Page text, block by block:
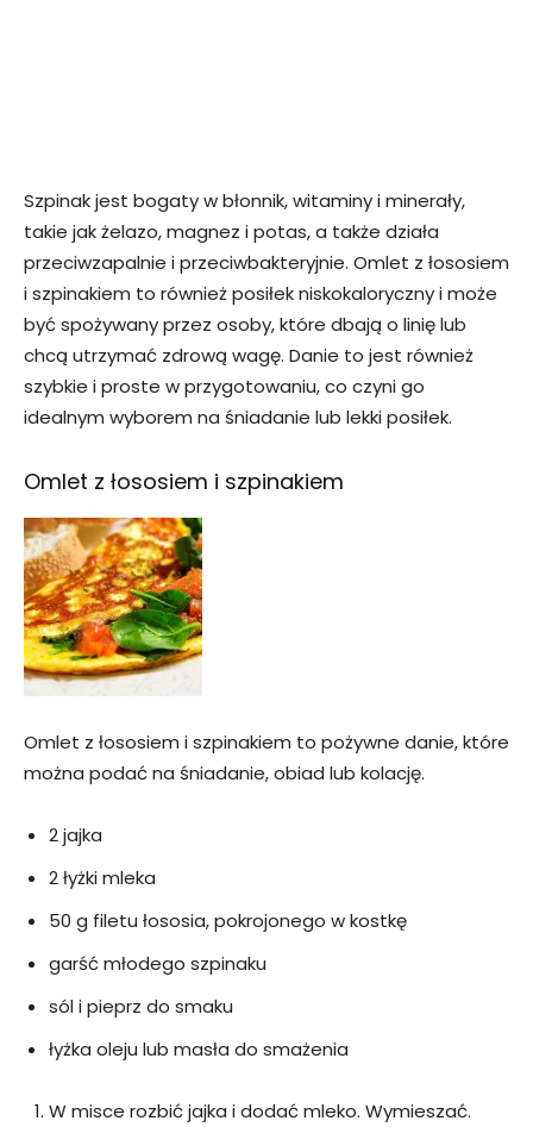
Szpinak jest bogaty w błonnik, witaminy i minerały,
takie jak żelazo, magnez i potas, a także działa
przeciwzapalnie i przeciwbakteryjnie. Omlet z łososiem
i szpinakiem to również posiłek niskokaloryczny i może
być spożywany przez osoby, które dbają o linię lub
chcą utrzymać zdrową wagę. Danie to jest również
szybkie i proste w przygotowaniu, co czyni go
idealnym wyborem na śniadanie lub lekki posiłek.
Omlet z łososiem i szpinakiem
Omlet z łososiem i szpinakiem to pożywne danie, które
można podać na śniadanie, obiad lub kolację.
2 jajka
2 łyżki mleka
50 g filetu łososia, pokrojonego w kostkę
garść młodego szpinaku
sól i pieprz do smaku
łyżka oleju lub masła do smażenia
W misce rozbić jajka i dodać mleko. Wymieszać.